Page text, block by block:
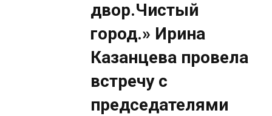
двор.Чистый
город.» Ирина
Казанцева провела
встречу с
председателями